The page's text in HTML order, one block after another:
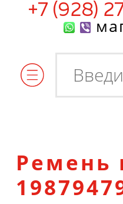
+7 (928)
Ремень